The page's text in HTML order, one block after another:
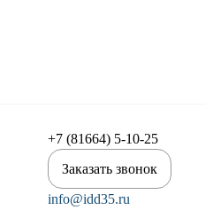
+7 (81664) 5-10-25
Заказать звонок
info@idd35.ru